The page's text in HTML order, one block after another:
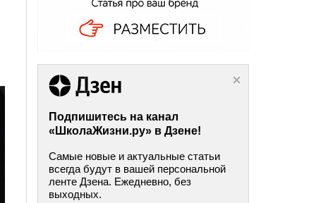
Подпишитесь на канал
«ШколаЖизни.ру» в Дзене!
Самые новые и актуальные статьи
всегда будут в вашей персональной
ленте Дзена. Ежедневно, без
выходных.